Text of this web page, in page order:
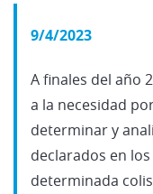
9/4/2023
A finales del año
a la necesidad
determinar y
declarados en
determinada